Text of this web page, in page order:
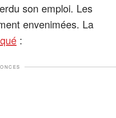
son emploi. Les
envenimées. La
: